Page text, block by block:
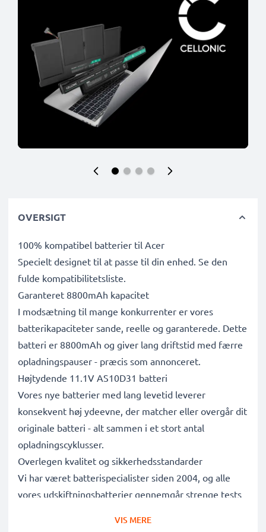
OVERSIGT
100% kompatibel batterier til Acer
Specielt designet til at passe til din enhed. Se den
fulde kompatibilitetsliste.
Garanteret 8800mAh kapacitet
I modsætning til mange konkurrenter er vores
batterikapaciteter sande, reelle og garanterede. Dette
batteri er 8800mAh og giver lang driftstid med færre
opladningspauser - præcis som annonceret.
Højtydende 11.1V AS10D31 batteri
Vores nye batterier med lang levetid leverer
konsekvent høj ydeevne, der matcher eller overgår dit
originale batteri - alt sammen i et stort antal
opladningscyklusser.
Overlegen kvalitet og sikkerhedsstandarder
Vi har været batterispecialister siden 2004, og alle
vores udskiftningsbatterier gennemgår strenge tests
VIS MERE